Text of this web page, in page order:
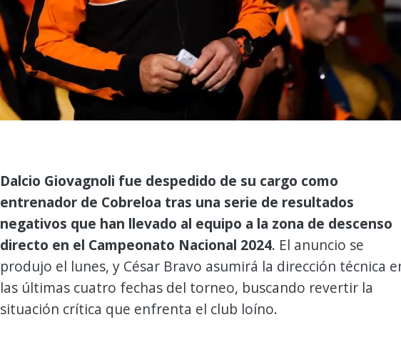
Dalcio Giovagnoli fue despedido de su cargo como
entrenador de Cobreloa tras una serie de resultados
negativos que han llevado al equipo a la zona de descenso
directo en el Campeonato Nacional 2024. El anuncio se
produjo el lunes, y César Bravo asumirá la dirección técnica
las últimas cuatro fechas del torneo, buscando revertir la
situación crítica que enfrenta el club loíno.